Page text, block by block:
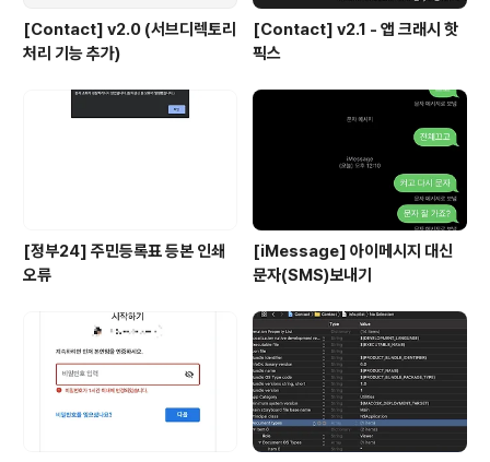
[Contact] v2.0 (서브디렉토리
처리 기능 추가)
[Contact] v2.1 - 앱 크래시 핫
픽스
[정부24] 주민등록표 등본 인쇄
오류
[iMessage] 아이메시지 대신
문자(SMS)보내기